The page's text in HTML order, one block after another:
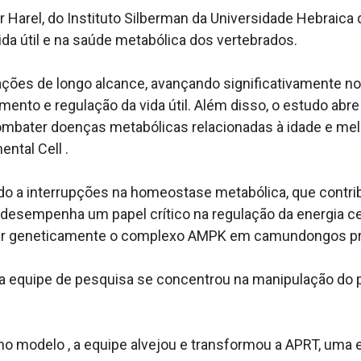
Harel, do Instituto Silberman da Universidade
útil e na saúde metabólica dos vertebrados.
de longo alcance, avançando significativamente
e regulação da vida útil. Além disso, o estudo
doenças metabólicas relacionadas à idade e
Cell .
a interrupções na homeostase metabólica, que
um papel crítico na regulação da energia
geneticamente o complexo AMPK em camundongos
equipe de pesquisa se concentrou na manipulação
modelo , a equipe alvejou e transformou a APRT,